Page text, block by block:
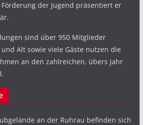
der Jugend präsentiert er
sind über 950 Mitglieder
Alt sowie viele Gäste nutzen die
an den zahlreichen, übers Jahr
an der Ruhrau befinden sich